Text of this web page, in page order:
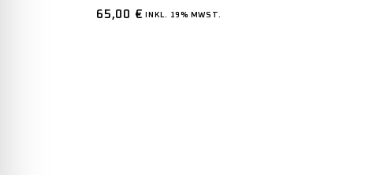
65,00 € INKL. 19% MWST.